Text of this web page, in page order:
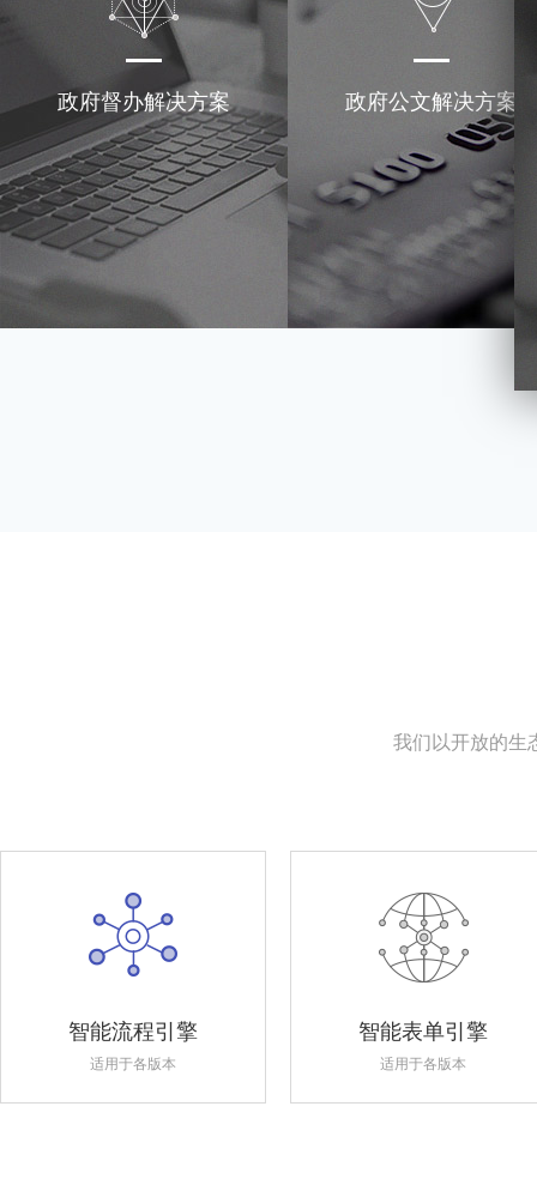
政府督办解决方案 政府公文解决方案
我们以开放的生
智能流程引擎
适用于各版本
智能表单引擎
适用于各版本